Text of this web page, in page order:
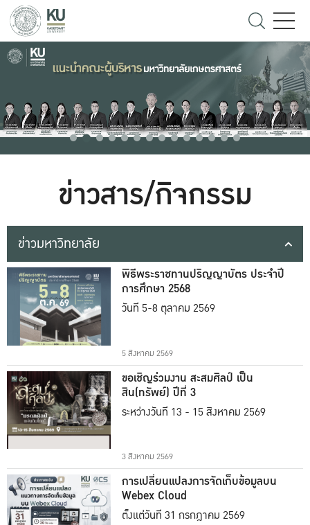
ข่าวสาร/กิจกรรม
ข่าวมหาวิทยาลัย
พิธีพระราชทานปริญญาบัตร ประจำปี
การศึกษา 2568
วันที่ 5-8 ตุลาคม 2569
5 สิงหาคม 2569
ขอเชิญร่วมงาน สะสมศิลป์ เป็น
สิน(ทรัพย์) ปีที่ 3
ระหว่างวันที่ 13 - 15 สิงหาคม 2569
3 สิงหาคม 2569
การเปลี่ยนแปลงการจัดเก็บข้อมูลบน
Webex Cloud
ตั้งแต่วันที่ 31 กรกฎาคม 2569